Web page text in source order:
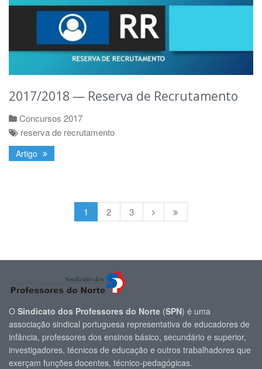
2017/2018 — Reserva de Recrutamento
Concursos 2017
reserva de recrutamento
Artigo
1 2 3
O Sindicato dos Professores do Norte (SPN) é uma
associação sindical portuguesa representativa de educadores de
infância, professores dos ensinos básico, secundário e superior,
investigadores, técnicos de educação e outros trabalhadores que
exerçam funções docentes, técnico-pedagógicas.